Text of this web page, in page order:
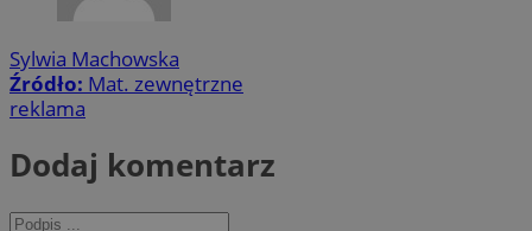
Sylwia Machowska
Źródło: Mat. zewnętrzne
reklama
Dodaj komentarz